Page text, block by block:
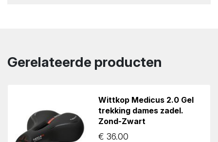
Gerelateerde producten
Wittkop Medicus 2.0 Gel
trekking dames zadel.
Zond-Zwart
€ 36.00